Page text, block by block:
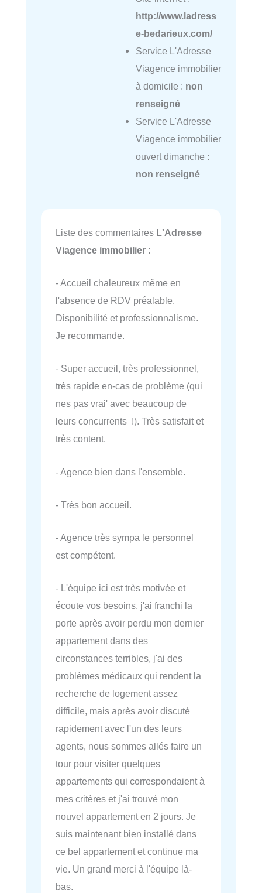
http://www.ladress
e-bedarieux.com/
Service L'Adresse
Viagence immobilier
à domicile : non
renseigné
Service L'Adresse
Viagence immobilier
ouvert dimanche :
non renseigné
Liste des commentaires L'Adresse
Viagence immobilier :
- Accueil chaleureux même en
l'absence de RDV préalable.
Disponibilité et professionnalisme.
Je recommande.
- Super accueil, très professionnel,
très rapide en-cas de problème (qui
nes pas vrai' avec beaucoup de
leurs concurrents !). Très satisfait et
très content.
- Agence bien dans l'ensemble.
- Très bon accueil.
- Agence très sympa le personnel
est compétent.
- L'équipe ici est très motivée et
écoute vos besoins, j'ai franchi la
porte après avoir perdu mon dernier
appartement dans des
circonstances terribles, j'ai des
problèmes médicaux qui rendent la
recherche de logement assez
difficile, mais après avoir discuté
rapidement avec l'un des leurs
agents, nous sommes allés faire un
tour pour visiter quelques
appartements qui correspondaient à
mes critères et j'ai trouvé mon
nouvel appartement en 2 jours. Je
suis maintenant bien installé dans
ce bel appartement et continue ma
vie. Un grand merci à l'équipe là-
bas.